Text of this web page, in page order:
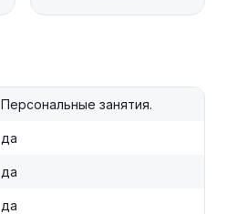
Персональные занятия.
да
да
да